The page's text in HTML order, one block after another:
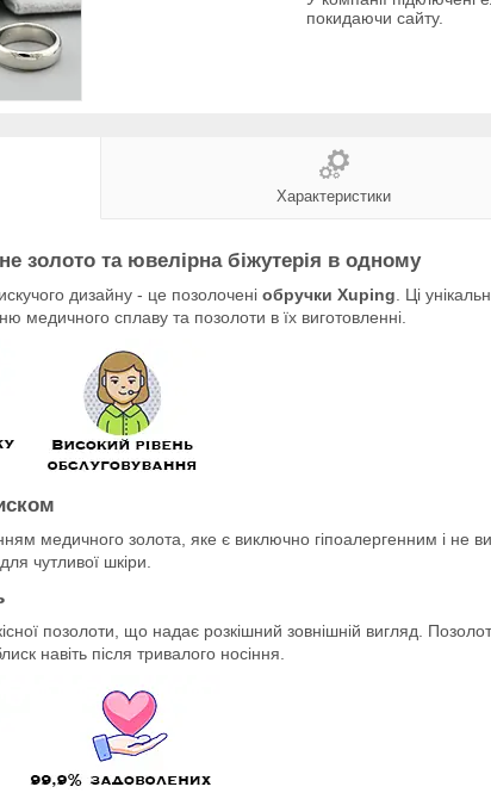
покидаючи сайту.
Характеристики
золото та ювелірна біжутерія в одному
дизайну - це позолочені обручки Xuping . Ці
медичного сплаву та позолоти в їх виготовленні.
медичного золота, яке є виключно гіпоалергенним і не
чутливої шкіри.
позолоти, що надає розкішний зовнішній вигляд.
навіть після тривалого носіння.